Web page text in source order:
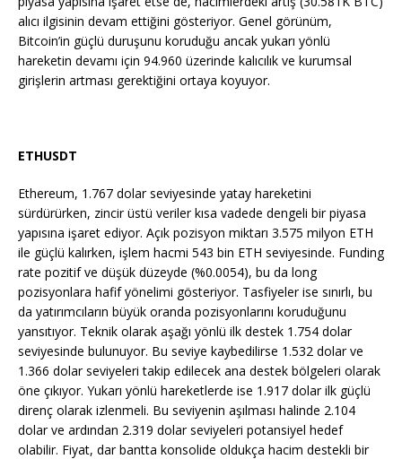
alıcı ilgisinin devam ettiğini gösteriyor. Genel görünüm,
Bitcoin’in güçlü duruşunu koruduğu ancak yukarı yönlü
hareketin devamı için 94.960 üzerinde kalıcılık ve kurumsal
girişlerin artması gerektiğini ortaya koyuyor.
ETHUSDT
Ethereum, 1.767 dolar seviyesinde yatay hareketini
sürdürürken, zincir üstü veriler kısa vadede dengeli bir piyasa
yapısına işaret ediyor. Açık pozisyon miktarı 3.575 milyon ETH
ile güçlü kalırken, işlem hacmi 543 bin ETH seviyesinde. Funding
rate pozitif ve düşük düzeyde (%0.0054), bu da long
pozisyonlara hafif yönelimi gösteriyor. Tasfiyeler ise sınırlı, bu
da yatırımcıların büyük oranda pozisyonlarını koruduğunu
yansıtıyor. Teknik olarak aşağı yönlü ilk destek 1.754 dolar
seviyesinde bulunuyor. Bu seviye kaybedilirse 1.532 dolar ve
1.366 dolar seviyeleri takip edilecek ana destek bölgeleri olarak
öne çıkıyor. Yukarı yönlü hareketlerde ise 1.917 dolar ilk güçlü
direnç olarak izlenmeli. Bu seviyenin aşılması halinde 2.104
dolar ve ardından 2.319 dolar seviyeleri potansiyel hedef
olabilir. Fiyat, dar bantta konsolide oldukça hacim destekli bir